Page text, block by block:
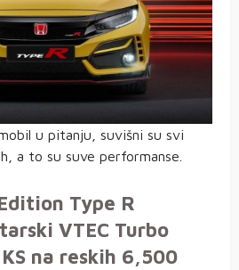
u pitanju, suvišni su svi
a to su suve performanse.
Type R
VTEC Turbo
na reskih 6,500